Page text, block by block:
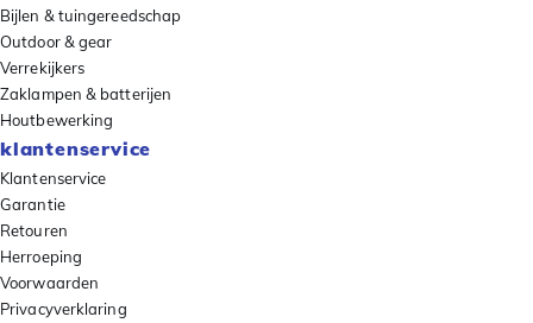
Bijlen & tuingereedschap
Outdoor & gear
Verrekijkers
Zaklampen & batterijen
Houtbewerking
klantenservice
Klantenservice
Garantie
Retouren
Herroeping
Voorwaarden
Privacyverklaring